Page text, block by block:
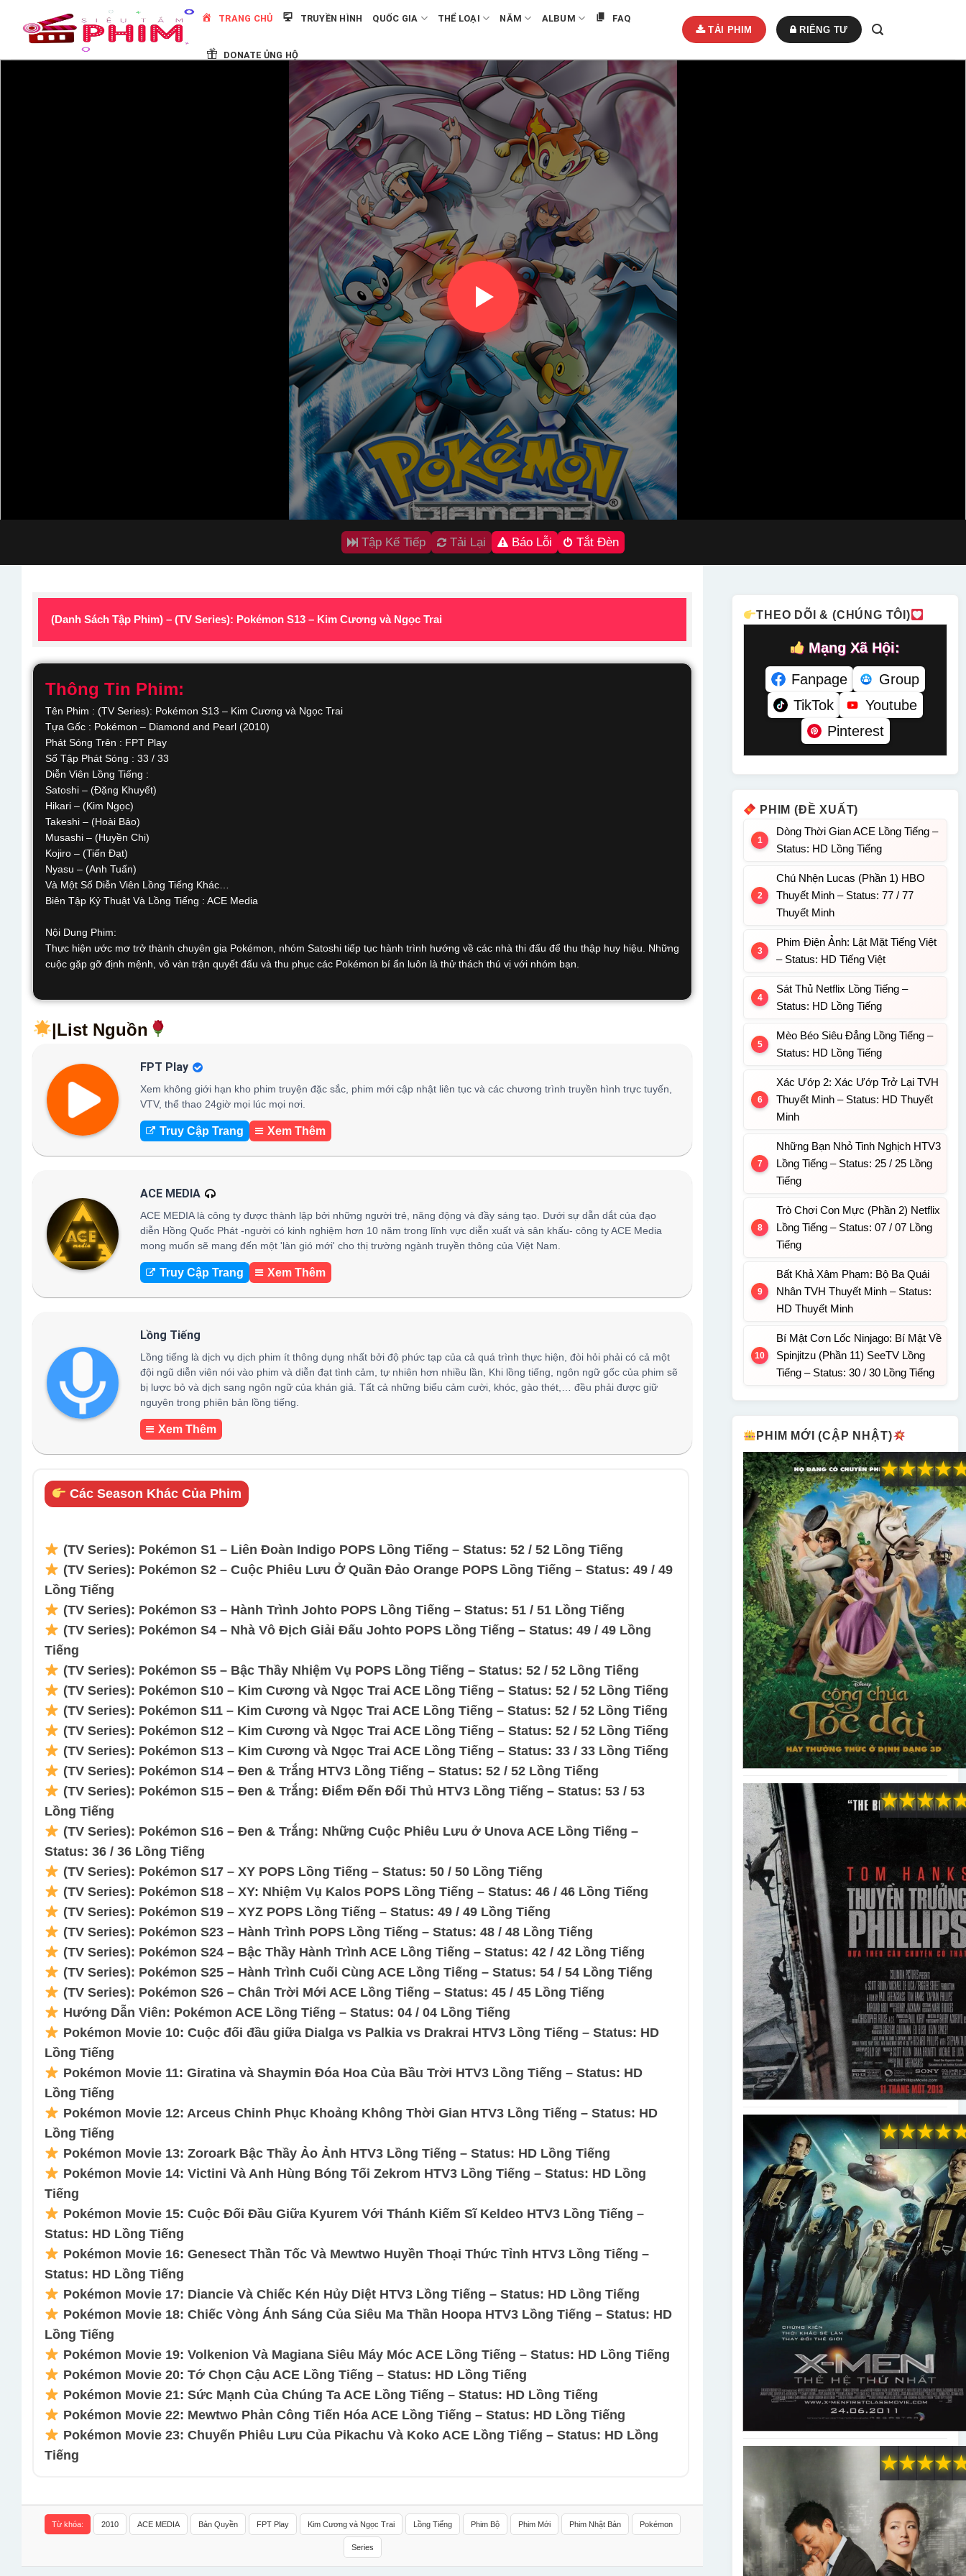
TRANG CHỦ TRUYỀN HÌNH QUỐC GIA THỂ LOẠI NĂM ALBUM FAQ
DONATE ỦNG HỘ
Tập Kế Tiếp Tải Lại Báo Lỗi Tắt Đèn
(Danh Sách Tập Phim) – (TV Series): Pokémon S13 – Kim Cương và Ngọc Trai
Thông Tin Phim:
Tên Phim : (TV Series): Pokémon S13 – Kim Cương và Ngọc Trai
Tựa Gốc : Pokémon – Diamond and Pearl (2010)
Phát Sóng Trên : FPT Play
Số Tập Phát Sóng : 33 / 33
Diễn Viên Lồng Tiếng :
Satoshi – (Đặng Khuyết)
Hikari – (Kim Ngọc)
Takeshi – (Hoài Bảo)
Musashi – (Huyền Chi)
Kojiro – (Tiến Đạt)
Nyasu – (Anh Tuấn)
Và Một Số Diễn Viên Lồng Tiếng Khác…
Biên Tập Kỷ Thuật Và Lồng Tiếng : ACE Media
Nội Dung Phim:
Thực hiện ước mơ trở thành chuyên gia Pokémon, nhóm Satoshi tiếp tục hành trình hướng về các nhà thi đấu để thu thập huy hiệu. Những
cuộc gặp gỡ định mệnh, vô vàn trận quyết đấu và thu phục các Pokémon bí ẩn luôn là thử thách thú vị với nhóm bạn.
|List Nguồn
FPT Play
Xem không giới hạn kho phim truyện đặc sắc, phim mới cập nhật liên tục và các chương trình truyền hình trực tuyến,
VTV, thể thao 24giờ mọi lúc mọi nơi.
Truy Cập Trang Xem Thêm
ACE MEDIA
ACE MEDIA là công ty được thành lập bởi những người trẻ, năng động và đầy sáng tạo. Dưới sự dẫn dắt của đạo
diễn Hồng Quốc Phát -người có kinh nghiệm hơn 10 năm trong lĩnh vực diễn xuất và sân khấu- công ty ACE Media
mong muốn sẽ mang đến một 'làn gió mới' cho thị trường ngành truyền thông của Việt Nam.
Truy Cập Trang Xem Thêm
Lồng Tiếng
Lồng tiếng là dịch vụ dịch phim ít thông dụng nhất bởi độ phức tạp của cả quá trình thực hiện, đòi hỏi phải có cả một
đội ngũ diễn viên nói vào phim và diễn đạt tình cảm, tự nhiên hơn nhiều lần, Khi lồng tiếng, ngôn ngữ gốc của phim sẽ
bị lược bỏ và dịch sang ngôn ngữ của khán giả. Tất cả những biểu cảm cười, khóc, gào thét,… đều phải được giữ
nguyên trong phiên bản lồng tiếng.
Xem Thêm
Các Season Khác Của Phim
(TV Series): Pokémon S1 – Liên Đoàn Indigo POPS Lồng Tiếng – Status: 52 / 52 Lồng Tiếng
(TV Series): Pokémon S2 – Cuộc Phiêu Lưu Ở Quần Đảo Orange POPS Lồng Tiếng – Status: 49 / 49
Lồng Tiếng
(TV Series): Pokémon S3 – Hành Trình Johto POPS Lồng Tiếng – Status: 51 / 51 Lồng Tiếng
(TV Series): Pokémon S4 – Nhà Vô Địch Giải Đấu Johto POPS Lồng Tiếng – Status: 49 / 49 Lồng
Tiếng
(TV Series): Pokémon S5 – Bậc Thầy Nhiệm Vụ POPS Lồng Tiếng – Status: 52 / 52 Lồng Tiếng
(TV Series): Pokémon S10 – Kim Cương và Ngọc Trai ACE Lồng Tiếng – Status: 52 / 52 Lồng Tiếng
(TV Series): Pokémon S11 – Kim Cương và Ngọc Trai ACE Lồng Tiếng – Status: 52 / 52 Lồng Tiếng
(TV Series): Pokémon S12 – Kim Cương và Ngọc Trai ACE Lồng Tiếng – Status: 52 / 52 Lồng Tiếng
(TV Series): Pokémon S13 – Kim Cương và Ngọc Trai ACE Lồng Tiếng – Status: 33 / 33 Lồng Tiếng
(TV Series): Pokémon S14 – Đen & Trắng HTV3 Lồng Tiếng – Status: 52 / 52 Lồng Tiếng
(TV Series): Pokémon S15 – Đen & Trắng: Điểm Đến Đối Thủ HTV3 Lồng Tiếng – Status: 53 / 53
Lồng Tiếng
(TV Series): Pokémon S16 – Đen & Trắng: Những Cuộc Phiêu Lưu ở Unova ACE Lồng Tiếng –
Status: 36 / 36 Lồng Tiếng
(TV Series): Pokémon S17 – XY POPS Lồng Tiếng – Status: 50 / 50 Lồng Tiếng
(TV Series): Pokémon S18 – XY: Nhiệm Vụ Kalos POPS Lồng Tiếng – Status: 46 / 46 Lồng Tiếng
(TV Series): Pokémon S19 – XYZ POPS Lồng Tiếng – Status: 49 / 49 Lồng Tiếng
(TV Series): Pokémon S23 – Hành Trình POPS Lồng Tiếng – Status: 48 / 48 Lồng Tiếng
(TV Series): Pokémon S24 – Bậc Thầy Hành Trình ACE Lồng Tiếng – Status: 42 / 42 Lồng Tiếng
(TV Series): Pokémon S25 – Hành Trình Cuối Cùng ACE Lồng Tiếng – Status: 54 / 54 Lồng Tiếng
(TV Series): Pokémon S26 – Chân Trời Mới ACE Lồng Tiếng – Status: 45 / 45 Lồng Tiếng
Hướng Dẫn Viên: Pokémon ACE Lồng Tiếng – Status: 04 / 04 Lồng Tiếng
Pokémon Movie 10: Cuộc đối đầu giữa Dialga vs Palkia vs Drakrai HTV3 Lồng Tiếng – Status: HD
Lồng Tiếng
Pokémon Movie 11: Giratina và Shaymin Đóa Hoa Của Bầu Trời HTV3 Lồng Tiếng – Status: HD
Lồng Tiếng
Pokémon Movie 12: Arceus Chinh Phục Khoảng Không Thời Gian HTV3 Lồng Tiếng – Status: HD
Lồng Tiếng
Pokémon Movie 13: Zoroark Bậc Thầy Ảo Ảnh HTV3 Lồng Tiếng – Status: HD Lồng Tiếng
Pokémon Movie 14: Victini Và Anh Hùng Bóng Tối Zekrom HTV3 Lồng Tiếng – Status: HD Lồng
Tiếng
Pokémon Movie 15: Cuộc Đối Đầu Giữa Kyurem Với Thánh Kiếm Sĩ Keldeo HTV3 Lồng Tiếng –
Status: HD Lồng Tiếng
Pokémon Movie 16: Genesect Thần Tốc Và Mewtwo Huyền Thoại Thức Tỉnh HTV3 Lồng Tiếng –
Status: HD Lồng Tiếng
Pokémon Movie 17: Diancie Và Chiếc Kén Hủy Diệt HTV3 Lồng Tiếng – Status: HD Lồng Tiếng
Pokémon Movie 18: Chiếc Vòng Ánh Sáng Của Siêu Ma Thần Hoopa HTV3 Lồng Tiếng – Status: HD
Lồng Tiếng
Pokémon Movie 19: Volkenion Và Magiana Siêu Máy Móc ACE Lồng Tiếng – Status: HD Lồng Tiếng
Pokémon Movie 20: Tớ Chọn Cậu ACE Lồng Tiếng – Status: HD Lồng Tiếng
Pokémon Movie 21: Sức Mạnh Của Chúng Ta ACE Lồng Tiếng – Status: HD Lồng Tiếng
Pokémon Movie 22: Mewtwo Phản Công Tiến Hóa ACE Lồng Tiếng – Status: HD Lồng Tiếng
Pokémon Movie 23: Chuyến Phiêu Lưu Của Pikachu Và Koko ACE Lồng Tiếng – Status: HD Lồng
Tiếng
Từ khóa: 2010 ACE MEDIA Bản Quyền FPT Play Kim Cương và Ngọc Trai Lồng Tiếng Phim Bộ Phim Mới Phim Nhật Bản Pokémon
Series
THEO DÕI & (CHÚNG TÔI)
Mạng Xã Hội:
Fanpage
Group
TikTok
Youtube
Pinterest
PHIM (ĐỀ XUẤT)
Dòng Thời Gian ACE Lồng Tiếng –
Status: HD Lồng Tiếng
Chú Nhện Lucas (Phần 1) HBO
Thuyết Minh – Status: 77 / 77
Thuyết Minh
Phim Điện Ảnh: Lật Mặt Tiếng Việt
– Status: HD Tiếng Việt
Sát Thủ Netflix Lồng Tiếng –
Status: HD Lồng Tiếng
Mèo Béo Siêu Đẳng Lồng Tiếng –
Status: HD Lồng Tiếng
Xác Ướp 2: Xác Ướp Trở Lại TVH
Thuyết Minh – Status: HD Thuyết
Minh
Những Bạn Nhỏ Tinh Nghịch HTV3
Lồng Tiếng – Status: 25 / 25 Lồng
Tiếng
Trò Chơi Con Mực (Phần 2) Netflix
Lồng Tiếng – Status: 07 / 07 Lồng
Tiếng
Bất Khả Xâm Phạm: Bộ Ba Quái
Nhân TVH Thuyết Minh – Status:
HD Thuyết Minh
Bí Mật Cơn Lốc Ninjago: Bí Mật Về
Spinjitzu (Phần 11) SeeTV Lồng
Tiếng – Status: 30 / 30 Lồng Tiếng
PHIM MỚI (CẬP NHẬT)
★
★
★
★
★
★
★
★
★
★
★
★
★
★
★
★